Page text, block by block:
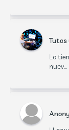
Lo
nuev...